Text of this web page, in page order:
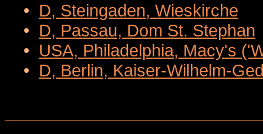
• D, Steingaden, Wieskirche
• D, Passau, Dom St. Stephan
• USA, Philadelphia, Macy's
• D, Berlin, Kaiser-Wilhelm-